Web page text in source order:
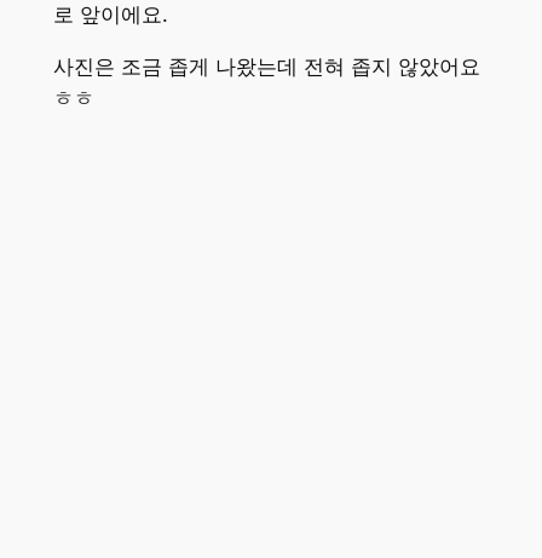
로 앞이에요.
사진은 조금 좁게 나왔는데 전혀 좁지 않았어요
ㅎㅎ